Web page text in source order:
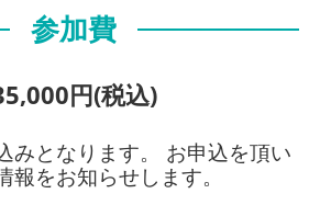
参加費
円(税込)
みとなります。 お申込を頂い
報をお知らせします。